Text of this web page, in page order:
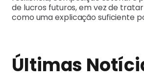
de lucros futuros, em vez de
como uma explicação suficiente
Últimas